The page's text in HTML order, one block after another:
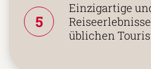
5
Einzigartige
üblichen